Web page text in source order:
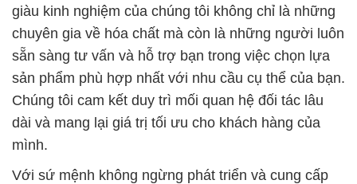
giàu kinh nghiệm của chúng tôi không chỉ là những
chuyên gia về hóa chất mà còn là những người luôn
sẵn sàng tư vấn và hỗ trợ bạn trong việc chọn lựa
sản phẩm phù hợp nhất với nhu cầu cụ thể của bạn.
Chúng tôi cam kết duy trì mối quan hệ đối tác lâu
dài và mang lại giá trị tối ưu cho khách hàng của
mình.
Với sứ mệnh không ngừng phát triển và cung cấp